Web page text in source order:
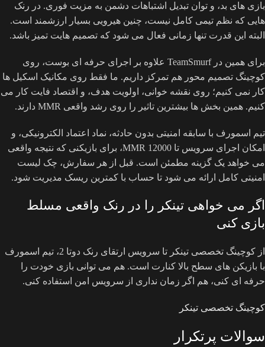
بازی های بد، و توان تبدیل اشتباهات دشمن به مزیت فوری. در رنک
هایی که نظم تیمی کامل نیست، چنین هیرویی بسیار ارزشمند است.
البته این قدرت تنها زمانی فعال می شود که تصمیم هایت تمیز باشد.
برای همین در TeamSmurf علاوه بر اجرای حرفه ای بوست، روی
کوچینگ تصمیم محور هم تمرکز داریم. ما فقط روی مکانیک اسکیل ها
کار نمی کنیم؛ روی نقشه خوانی، اولویت هدف، و اقتصاد فایت کار می
کنیم. همین بخش ها بیشترین تاثیر را روی رشد واقعی MMR دارند.
تیم اسمورف با سابقه امنیتی بدون حادثه، نماد اعتماد الکترونیکی، و
امکان اجرای سرویس تا 12000 MMR، برای بازیکنی که نتیجه واقعی
می خواهد یک گزینه مطمئن است. قبل از هر سفارش، چک لیست
امنیتی کامل ارائه می شود تا حساب با کمترین ریسک مدیریت شود.
اگر می خواهی تینکر را در رنک واقعی مسلط
بازی کنی
از کوچینگ تخصصی تینکر تا سرویس ارتقای رنک دوتا 2، تیم اسمورف
با بازیکن های سطح بالا کنارت است. هم می توانی بازی خودت را
حرفه ای کنی، هم اگر زمان نداری از سرویس امن استفاده کنی.
کوچینگ تخصصی تینکر
سوالات پرتکرار